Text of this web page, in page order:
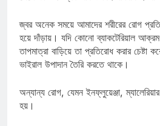
জ্বর অনেক সময়ে আমাদের শরীরের রোগ
হয়ে দাঁড়ায়। যদি কোনো ব্যাকটেরিয়াল
তাপমাত্রা বাড়িয়ে তা প্রতিরোধ করার চেষ্টা
ভাইরাল উপাদান তৈরি করতে থাকে।
অন্যান্য রোগ, যেমন ইনফ্লুয়েঞ্জা,
হয়।